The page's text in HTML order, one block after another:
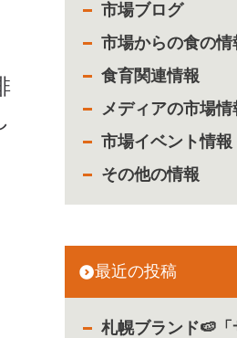
市場ブログ
市場からの食の情
食育関連情報
メディアの市場情
市場イベント情報
その他の情報
最近の投稿
札幌ブランド🍉「